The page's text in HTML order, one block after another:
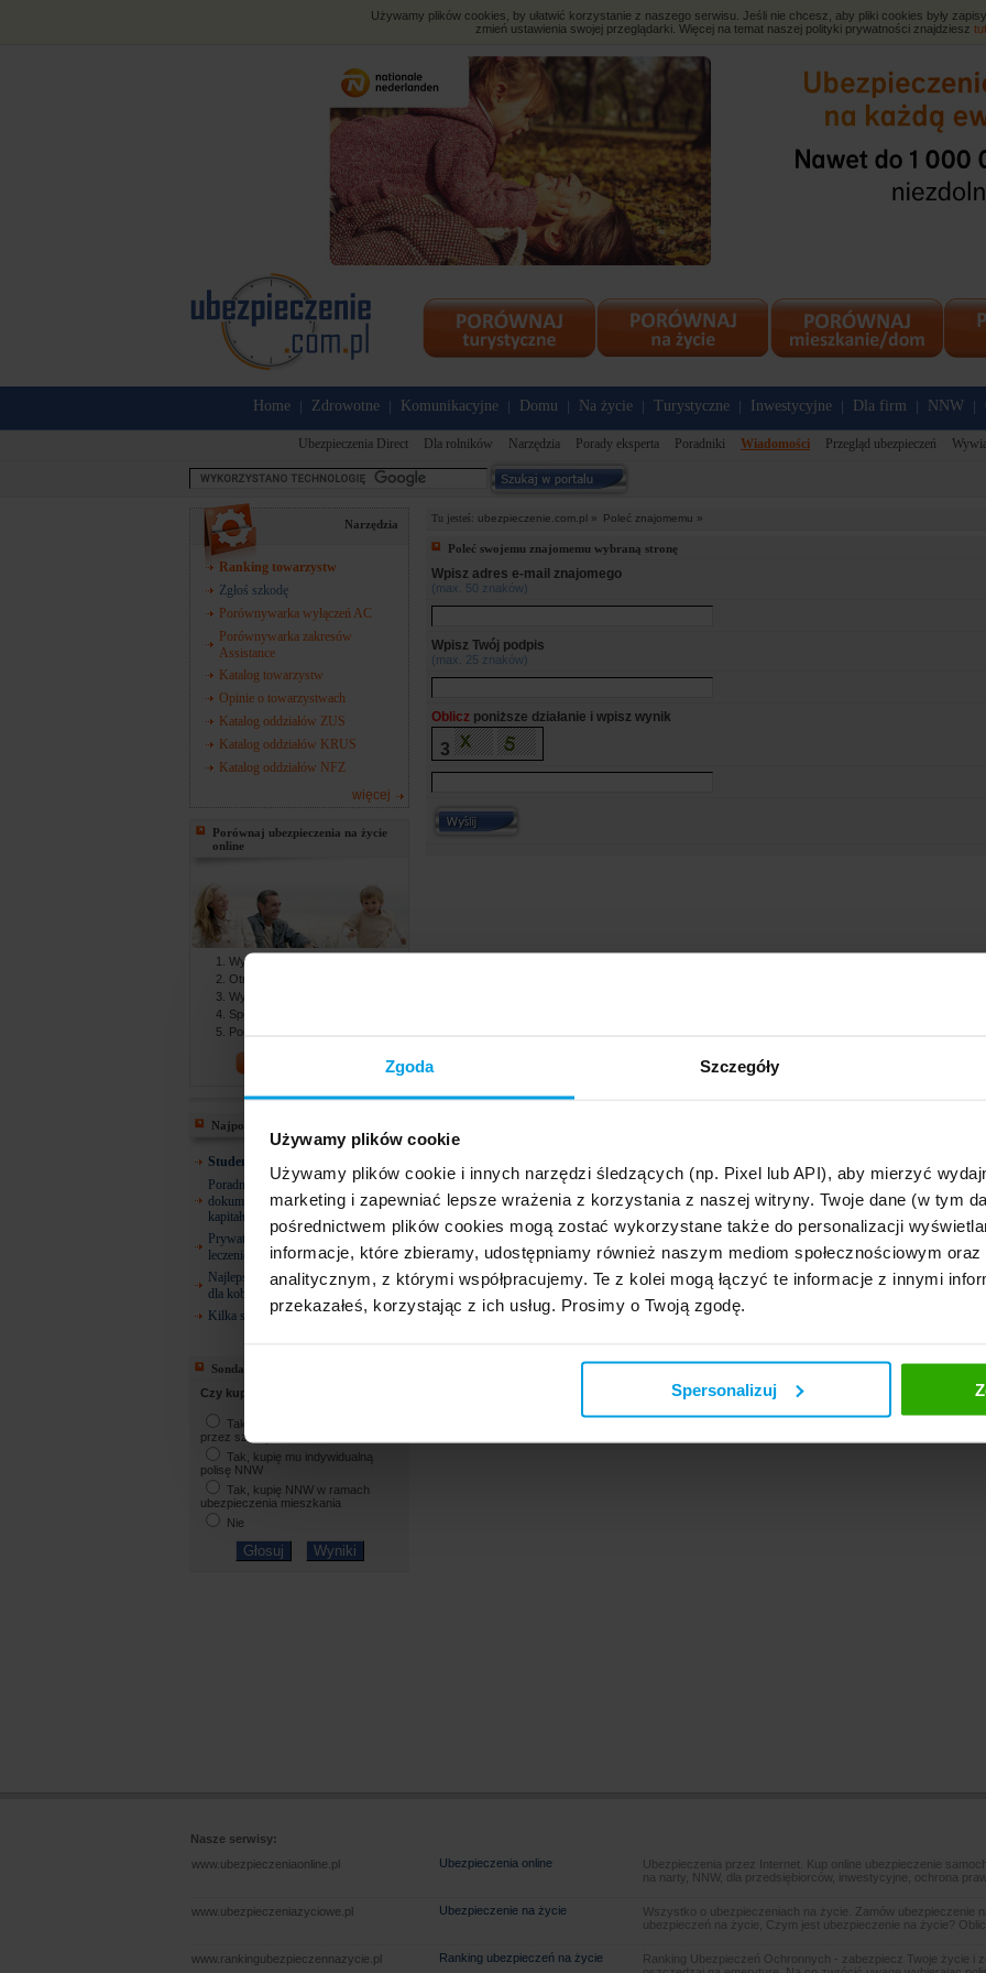
Zgoda Szczegóły
Używamy plików cookie
Używamy plików cookie i innych narzędzi śledzących (np. Pixel lub API), aby mierzyć
marketing i zapewniać lepsze wrażenia z korzystania z naszej witryny. Twoje dane (w tym
pośrednictwem plików cookies mogą zostać wykorzystane także do personalizacji
informacje, które zbieramy, udostępniamy również naszym mediom społecznościowym
analitycznym, z którymi współpracujemy. Te z kolei mogą łączyć te informacje z innymi
przekazałeś, korzystając z ich usług. Prosimy o Twoją zgodę.
Spersonalizuj
Używamy plików cookies, by ułatwić korzystanie z naszego serwisu. Jeśli nie chcesz, aby pliki cookies były
zmień ustawienia swojej przeglądarki. Więcej na temat naszej polityki prywatności znajdziesz
Home Zdrowotne Komunikacyjne Domu Na życie Turystyczne Inwestycyjne Dla firm NNW
Ubezpieczenia Direct Dla rolników Narzędzia Porady eksperta Poradniki Wiadomości Przegląd ubezpieczeń
Narzędzia
Ranking towarzystw
Zgłoś szkodę
Porównywarka wyłączeń AC
Porównywarka zakresów
Assistance
Katalog towarzystw
Opinie o towarzystwach
Katalog oddziałów ZUS
Katalog oddziałów KRUS
Katalog oddziałów NFZ
więcej
Porównaj ubezpieczenia na życie
online
Wypełniasz formularz online
Otrzymujesz gotowe oferty
Wybierasz najlepszą ofertę
Spotykasz się z agentem
Podpisujesz dokumenty
Najpopularniejsze
Studencie! 26 lat i co dalej?
Poradnik ZUS: Gdzie szukać
dokumentów do emerytury, renty lub
kapitału początkowego?
Prywatne ubezpieczenia zdrowotne –
leczenie dentystyczne
Najlepsze ubezpieczenie zdrowotne
dla kobiety w ciąży
Kilka słów o osobach uposażonych
Sonda
Czy kupisz NNW dla dziecka?
Tak, kupię NNW oferowane
przez szkołę
Tak, kupię mu indywidualną
polisę NNW
Tak, kupię NNW w ramach
ubezpieczenia mieszkania
Nie
Tu jesteś: ubezpieczenie.com.pl » Poleć znajomemu »
Poleć swojemu znajomemu wybraną stronę
Wpisz adres e-mail znajomego
(max. 50 znaków)
Wpisz Twój podpis
(max. 25 znaków)
Oblicz poniższe działanie i wpisz wynik
3
Nasze serwisy:
www.ubezpieczeniaonline.pl
Ubezpieczenia online
Ubezpieczenia przez Internet. Kup online ubezpieczenie
na narty, NNW, dla przedsiębiorców, inwestycyjne, ochrona
www.ubezpieczeniazyciowe.pl Ubezpieczenie na życie
Wszystko o ubezpieczeniach na życie. Zamów ubezpieczenie
ubezpieczeń na życie, Czym jest ubezpieczenie na życie?
www.rankingubezpieczennazycie.pl Ranking ubezpieczeń na życie
Ranking Ubezpieczeń Ochronnych - zabezpiecz Twoje życie i